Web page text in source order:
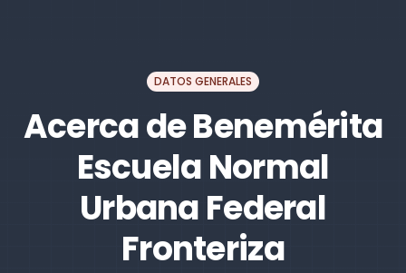
DATOS GENERALES
Acerca de Benemérita
Escuela Normal
Urbana Federal
Fronteriza